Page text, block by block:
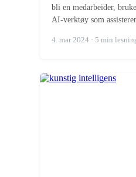
bli en medarbeider,
AI-verktøy som
4. mar 2024 · 5 min